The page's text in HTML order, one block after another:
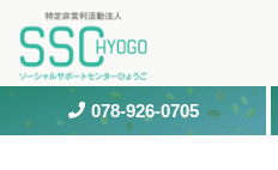
 078-926-0705